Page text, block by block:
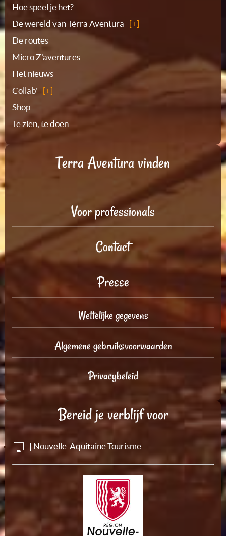
Plattegrond
Hoe speel je het?
De wereld van Tèrra Aventura
De routes
Micro Z'aventures
Het nieuws
Collab'
Shop
Te zien, te doen
Terra Aventura vinden
Voor professionals
Contact
Presse
Wettelijke gegevens
Algemene gebruiksvoorwaarden
Privacybeleid
Bereid je verblijf voor
| Nouvelle-Aquitaine Tourisme